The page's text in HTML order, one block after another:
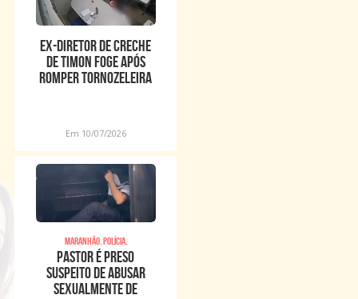
Ex-diretor de creche
de Timon foge após
romper tornozeleira
Em 10/07/2026
Maranhão, Polícia,
Pastor é preso
suspeito de abusar
sexualmente de